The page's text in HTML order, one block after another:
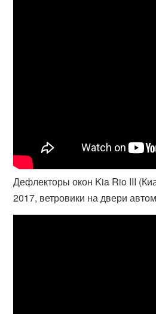
Дефлекторы окон Kia Rio III
2017, ветровики на двери